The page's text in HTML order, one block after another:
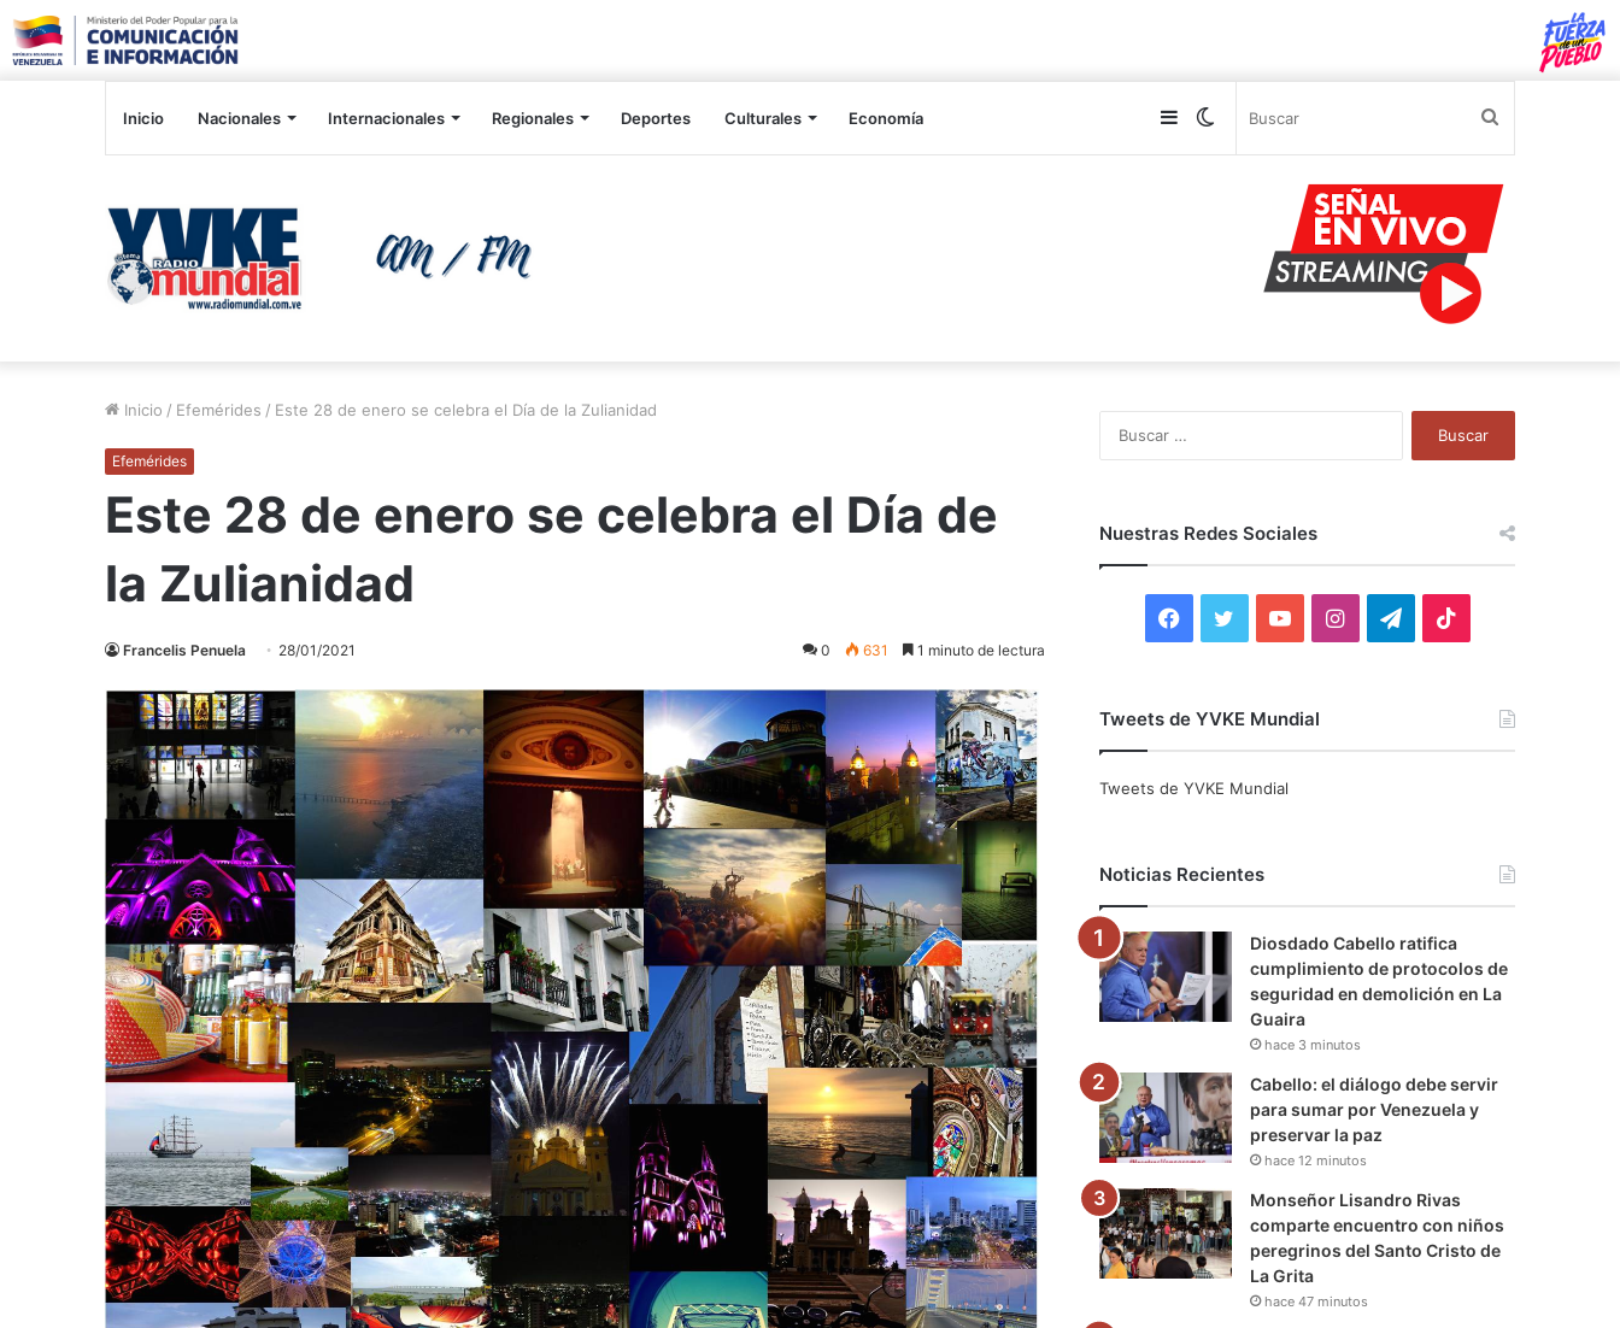
Inicio Nacionales Internacionales Regionales Deportes Culturales Economía Switch
Sidebar
Inicio / Efemérides / Este 28 de enero se celebra el Día de la Zulianidad
Efemérides
Este 28 de enero se celebra el Día de
la Zulianidad
Francelis Penuela 28/01/2021 0 631 1 minuto de lectura
Nuestras Redes Sociales
F
c
o
k
i
r
Y
u
e
I
r
a
m
T
a
m
Tweets de YVKE Mundial
Tweets de YVKE Mundial
Noticias Recientes
Diosdado Cabello ratifica
cumplimiento de protocolos de
seguridad en demolición en La
Guaira
hace 3 minutos
Cabello: el diálogo debe servir
para sumar por Venezuela y
preservar la paz
hace 12 minutos
Monseñor Lisandro Rivas
comparte encuentro con niños
peregrinos del Santo Cristo de
La Grita
hace 47 minutos